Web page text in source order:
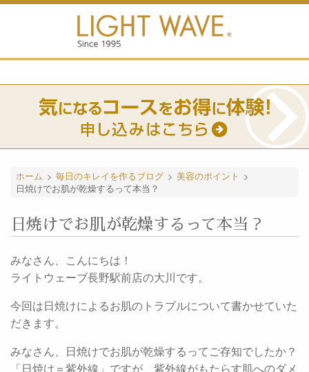
ホーム > 毎日のキレイを作るブログ > 美容のポイント >
日焼けでお肌が乾燥するって本当？
日焼けでお肌が乾燥するって本当？
みなさん、こんにちは！
ライトウェーブ長野駅前店の大川です。
今回は日焼けによるお肌のトラブルについて書かせていた
だきます。
みなさん、日焼けでお肌が乾燥するってご存知でしたか？
「日焼け＝紫外線」ですが、紫外線がもたらす肌へのダメ